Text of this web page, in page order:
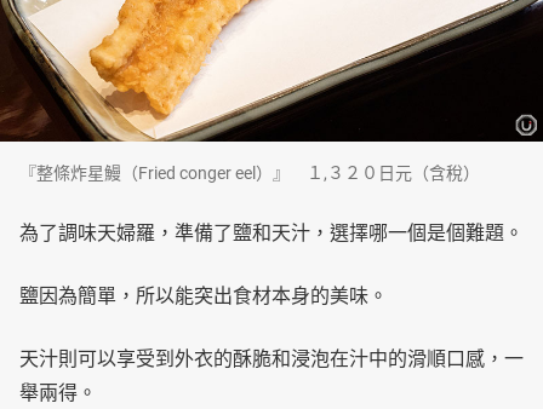
『整條炸星鰻（Fried conger eel）』 １,３２０日元（含稅）
為了調味天婦羅，準備了鹽和天汁，選擇哪一個是個難題。
鹽因為簡單，所以能突出食材本身的美味。
天汁則可以享受到外衣的酥脆和浸泡在汁中的滑順口感，一
舉兩得。